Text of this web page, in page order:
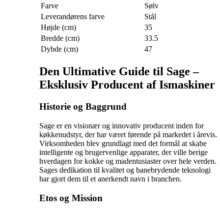
Farve
Sølv
Leverandørens farve
Stål
Højde (cm)
35
Bredde (cm)
33.5
Dybde (cm)
47
Den Ultimative Guide til Sage –
Eksklusiv Producent af Ismaskiner
Historie og Baggrund
Sage er en visionær og innovativ producent inden for
køkkenudstyr, der har været førende på markedet i årevis.
Virksomheden blev grundlagt med det formål at skabe
intelligente og brugervenlige apparater, der ville berige
hverdagen for kokke og madentusiaster over hele verden.
Sages dedikation til kvalitet og banebrydende teknologi
har gjort dem til et anerkendt navn i branchen.
Etos og Mission